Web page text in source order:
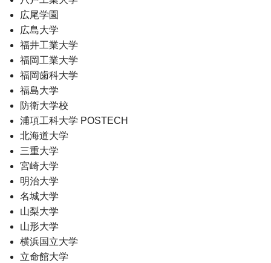
広尾学園
広島大学
福井工業大学
福岡工業大学
福岡歯科大学
福島大学
防衛大学校
浦項工科大学 POSTECH
北海道大学
三重大学
宮崎大学
明治大学
名城大学
山梨大学
山形大学
横浜国立大学
立命館大学